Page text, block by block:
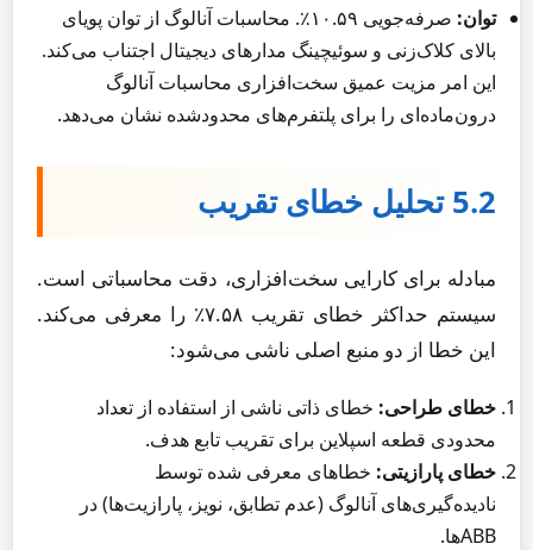
توان:
صرفه‌جویی ۱۰.۵۹٪. محاسبات آنالوگ از توان پویای
بالای کلاک‌زنی و سوئیچینگ مدارهای دیجیتال اجتناب می‌کند.
این امر مزیت عمیق سخت‌افزاری محاسبات آنالوگ
درون‌ماده‌ای را برای پلتفرم‌های محدودشده نشان می‌دهد.
5.2 تحلیل خطای تقریب
مبادله برای کارایی سخت‌افزاری، دقت محاسباتی است.
سیستم حداکثر خطای تقریب ۷.۵۸٪ را معرفی می‌کند.
این خطا از دو منبع اصلی ناشی می‌شود:
خطای طراحی: خطای ذاتی ناشی از استفاده از تعداد
محدودی قطعه اسپلاین برای تقریب تابع هدف.
خطای پارازیتی: خطاهای معرفی شده توسط
نادیده‌گیری‌های آنالوگ (عدم تطابق، نویز، پارازیت‌ها) در
ABBها.